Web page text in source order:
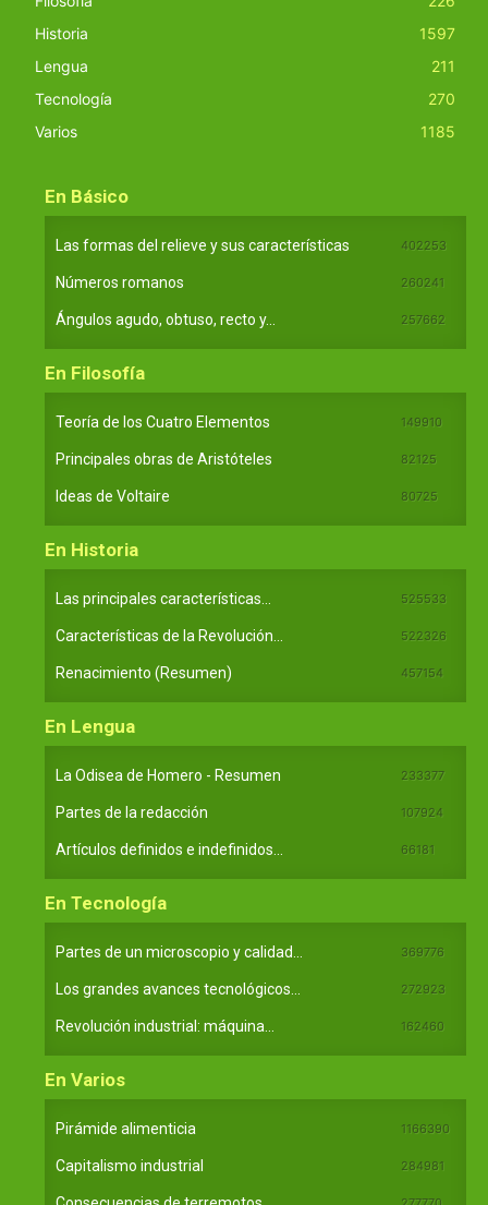
Historia
1597
Lengua
211
Tecnología
270
Varios
1185
En Básico
Las formas del relieve y sus características 402253
Números romanos 260241
Ángulos agudo, obtuso, recto y... 257662
En Filosofía
Teoría de los Cuatro Elementos 149910
Principales obras de Aristóteles 82125
Ideas de Voltaire 80725
En Historia
Las principales características... 525533
Características de la Revolución... 522326
Renacimiento (Resumen) 457154
En Lengua
La Odisea de Homero - Resumen 233377
Partes de la redacción 107924
Artículos definidos e indefinidos... 66181
En Tecnología
Partes de un microscopio y calidad... 369776
Los grandes avances tecnológicos... 272923
Revolución industrial: máquina... 162460
En Varios
Pirámide alimenticia 1166390
Capitalismo industrial 284981